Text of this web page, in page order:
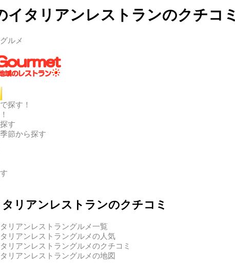
イタリアンレストランのクチコミ
グルメ
探す！
す
節から探す
リアンレストランのクチコミ
リアンレストラングルメ一覧
リアンレストラングルメの人気
リアンレストラングルメのクチコミ
リアンレストラングルメの地図